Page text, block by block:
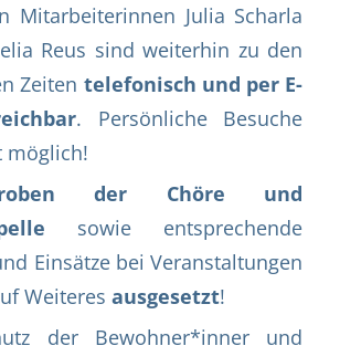
Mitarbeiterinnen Julia Scharla
Reus sind weiterhin zu den
Zeiten telefonisch und per E-
. Persönliche Besuche
möglich!
der Chöre und
sowie entsprechende
Einsätze bei Veranstaltungen
Weiteres ausgesetzt!
der Bewohner*inner und